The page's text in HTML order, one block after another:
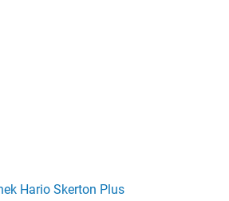
Hario Skerton Plus